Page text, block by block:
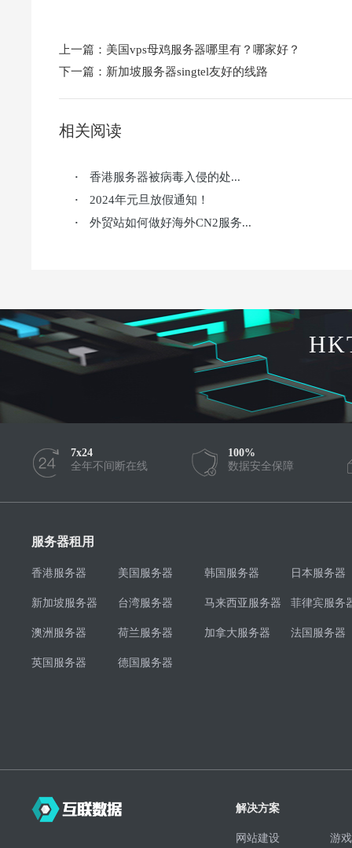
上一篇： 美国vps母鸡服务器哪里有？哪家好？
下一篇： 新加坡服务器singtel友好的线路
相关阅读
· 香港服务器被病毒入侵的处...
· 2024年元旦放假通知！
· 外贸站如何做好海外CN2服务...
7x24
全年不间断在线
100%
数据安全保障
服务器租用
香港服务器 美国服务器 韩国服务器 日本服务器
新加坡服务器 台湾服务器 马来西亚服务器 菲律宾服务
澳洲服务器 荷兰服务器 加拿大服务器 法国服务器
英国服务器 德国服务器
解决方案
网站建设 游